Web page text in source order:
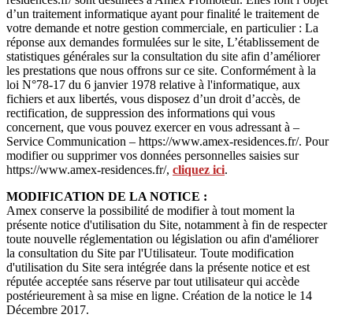
d’un traitement informatique ayant pour finalité le traitement de
votre demande et notre gestion commerciale, en particulier : La
réponse aux demandes formulées sur le site, L’établissement de
statistiques générales sur la consultation du site afin d’améliorer
les prestations que nous offrons sur ce site. Conformément à la
loi N°78-17 du 6 janvier 1978 relative à l'informatique, aux
fichiers et aux libertés, vous disposez d’un droit d’accès, de
rectification, de suppression des informations qui vous
concernent, que vous pouvez exercer en vous adressant à –
Service Communication – https://www.amex-residences.fr/. Pour
modifier ou supprimer vos données personnelles saisies sur
https://www.amex-residences.fr/, cliquez ici.
MODIFICATION DE LA NOTICE :
Amex conserve la possibilité de modifier à tout moment la
présente notice d'utilisation du Site, notamment à fin de respecter
toute nouvelle réglementation ou législation ou afin d'améliorer
la consultation du Site par l'Utilisateur. Toute modification
d'utilisation du Site sera intégrée dans la présente notice et est
réputée acceptée sans réserve par tout utilisateur qui accède
postérieurement à sa mise en ligne. Création de la notice le 14
Décembre 2017.